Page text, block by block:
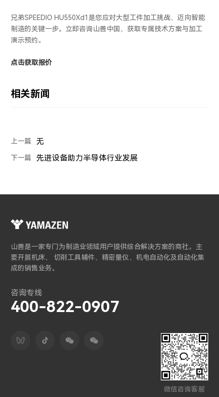
兄弟SPEEDIO HU550Xd1是您应对大型工件加工挑战、迈向智能
制造的关键一步。立即咨询山善中国，获取专属技术方案与加工
演示预约。
点击获取报价
相关新闻
上一篇 无
下一篇 先进设备助力半导体行业发展
山善是一家专门为制造业领域用户提供综合解决方案的商社。主
要开展机床、 切削工具辅件、精密量仪、机电自动化及自动化集
成的销售业务。
咨询专线
400-822-0907
微信咨询客服